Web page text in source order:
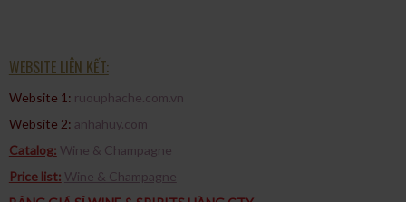
WEBSITE LIÊN KẾT:
Website 1: ruouphache.com.vn
Website 2: anhahuy.com
Catalog: Wine & Champagne
Price list: Wine & Champagne